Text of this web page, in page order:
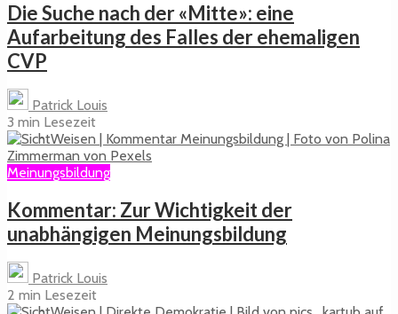
Die Suche nach der «Mitte»: eine
Aufarbeitung des Falles der ehemaligen
CVP
Patrick Louis
3 min Lesezeit
Meinungsbildung
Kommentar: Zur Wichtigkeit der
unabhängigen Meinungsbildung
Patrick Louis
2 min Lesezeit